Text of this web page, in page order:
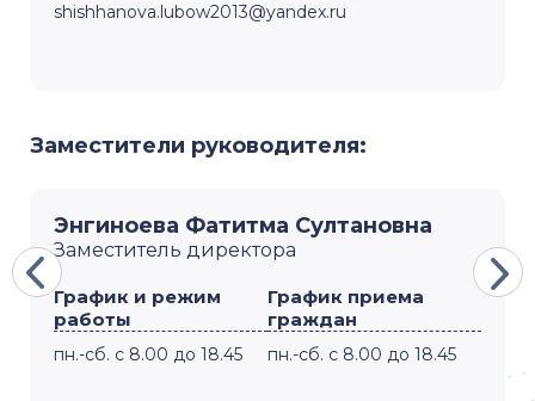
shishhanova.lubow2013@yandex.ru
Заместители руководителя:
Энгиноева Фатитма Султановна
Заместитель директора
График и режим
работы
пн.-сб. с 8.00 до 18.45
График приема
граждан
пн.-сб. с 8.00 до 18.45